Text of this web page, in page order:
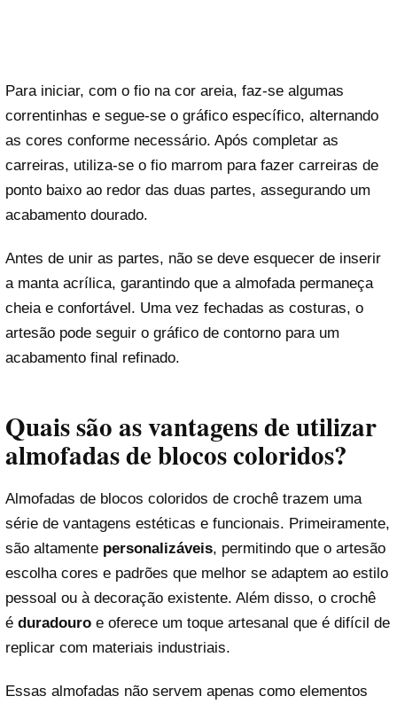
Para iniciar, com o fio na cor areia, faz-se algumas
correntinhas e segue-se o gráfico específico, alternando
as cores conforme necessário. Após completar as
carreiras, utiliza-se o fio marrom para fazer carreiras de
ponto baixo ao redor das duas partes, assegurando um
acabamento dourado.
Antes de unir as partes, não se deve esquecer de inserir
a manta acrílica, garantindo que a almofada permaneça
cheia e confortável. Uma vez fechadas as costuras, o
artesão pode seguir o gráfico de contorno para um
acabamento final refinado.
Quais são as vantagens de utilizar
almofadas de blocos coloridos?
Almofadas de blocos coloridos de crochê trazem uma
série de vantagens estéticas e funcionais. Primeiramente,
são altamente personalizáveis, permitindo que o artesão
escolha cores e padrões que melhor se adaptem ao estilo
pessoal ou à decoração existente. Além disso, o crochê
é duradouro e oferece um toque artesanal que é difícil de
replicar com materiais industriais.
Essas almofadas não servem apenas como elementos